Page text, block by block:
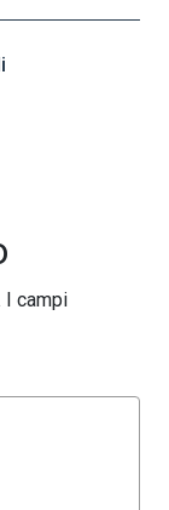
I campi